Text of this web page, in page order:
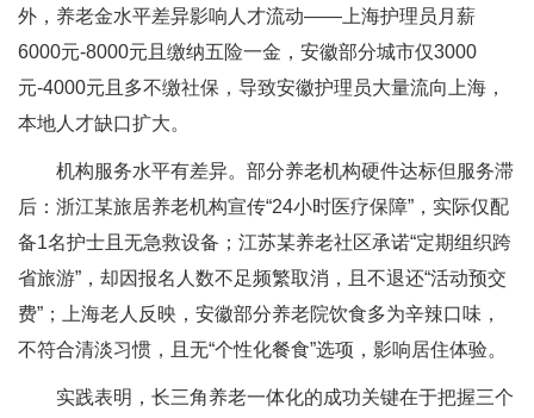
外，养老金水平差异影响人才流动——上海护理员月薪
6000元-8000元且缴纳五险一金，安徽部分城市仅3000
元-4000元且多不缴社保，导致安徽护理员大量流向上海，
本地人才缺口扩大。
机构服务水平有差异。部分养老机构硬件达标但服务滞
后：浙江某旅居养老机构宣传“24小时医疗保障”，实际仅配
备1名护士且无急救设备；江苏某养老社区承诺“定期组织跨
省旅游”，却因报名人数不足频繁取消，且不退还“活动预交
费”；上海老人反映，安徽部分养老院饮食多为辛辣口味，
不符合清淡习惯，且无“个性化餐食”选项，影响居住体验。
实践表明，长三角养老一体化的成功关键在于把握三个